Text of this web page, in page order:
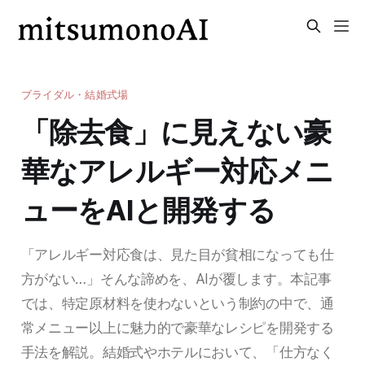
ブライダル・結婚式場
「除去食」に見えない豪
華なアレルギー対応メニ
ューをAIと開発する
「アレルギー対応食は、見た目が貧相になっても仕
方がない…」そんな諦めを、AIが覆します。本記事
では、特定原材料を使わないという制約の中で、通
常メニュー以上に魅力的で豪華なレシピを開発する
手法を解説。結婚式やホテルにおいて、「仕方なく